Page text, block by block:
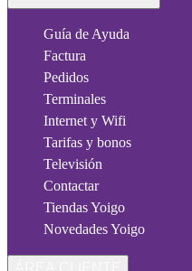
Guía de Ayuda
Factura
Pedidos
Terminales
Internet y Wifi
Tarifas y bonos
Televisión
Contactar
Tiendas Yoigo
Novedades Yoigo